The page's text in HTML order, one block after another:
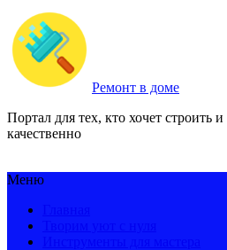
Ремонт в доме
Портал для тех, кто хочет строить
качественно
Меню